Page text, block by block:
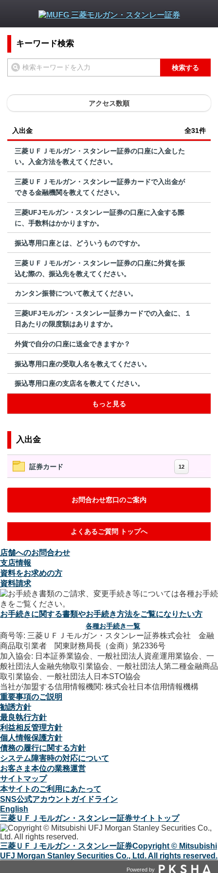
キーワード検索
検索する
アクセス数順
入出金 全31件
三菱ＵＦＪモルガン・スタンレー証券の口座に入金した
い。入金方法を教えてください。
三菱ＵＦＪモルガン・スタンレー証券カードで入出金が
できる金融機関を教えてください。
三菱UFJモルガン・スタンレー証券の口座に入金する際
に、手数料はかかりますか。
振込専用口座とは、どういうものですか。
三菱ＵＦＪモルガン・スタンレー証券の口座に外貨を振
込む際の、振込先を教えてください。
カンタン振替について教えてください。
三菱UFJモルガン・スタンレー証券カードでの入金に、１
日あたりの限度額はありますか。
外貨で自分の口座に送金できますか？
振込専用口座の受取人名を教えてください。
振込専用口座の支店名を教えてください。
もっと見る
入出金
証券カード 12
お問合わせ窓口のご案内
よくあるご質問 トップへ
店舗へのお問合わせ
支店情報
資料をお求めの方
資料請求
お手続きに関する書類やお手続き方法をご覧になりたい方
各種お手続き一覧
商号等: 三菱ＵＦＪモルガン・スタンレー証券株式会社 金融
商品取引業者 関東財務局長（金商）第2336号
加入協会: 日本証券業協会、一般社団法人資産運用業協会、一
般社団法人金融先物取引業協会、一般社団法人第二種金融商品
取引業協会、一般社団法人日本STO協会
当社が加盟する信用情報機関: 株式会社日本信用情報機構
重要事項のご説明
勧誘方針
最良執行方針
利益相反管理方針
個人情報保護方針
債務の履行に関する方針
システム障害時の対応について
お客さま本位の業務運営
サイトマップ
本サイトのご利用にあたって
SNS公式アカウントガイドライン
English
三菱ＵＦＪモルガン・スタンレー証券サイトトップ
三菱ＵＦＪモルガン・スタンレー証券Copyright © Mitsubishi
UFJ Morgan Stanley Securities Co., Ltd. All rights reserved.
Powered by